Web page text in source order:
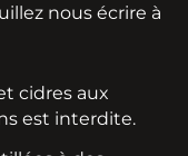
nous écrire à
cidres aux
est interdite.